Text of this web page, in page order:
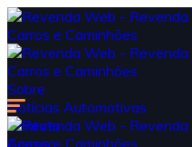
Sobre
Notícias Automotivas
Contato
Acesso